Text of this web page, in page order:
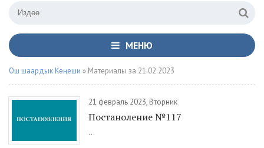
МЕНЮ
Ош шаардык Кеңеши » Материалы за 21.02.2023
21 февраль 2023, Вторник
Постаноление №117
...